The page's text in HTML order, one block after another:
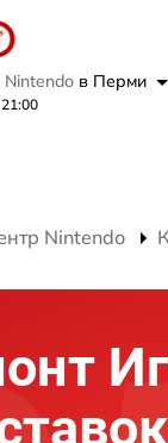
в Перми
Nintendo